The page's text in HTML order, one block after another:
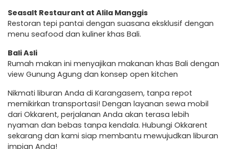
Seasalt Restaurant at Alila Manggis
Restoran tepi pantai dengan suasana eksklusif dengan
menu seafood dan kuliner khas Bali.
Bali Asli
Rumah makan ini menyajikan makanan khas Bali dengan
view Gunung Agung dan konsep open kitchen
Nikmati liburan Anda di Karangasem, tanpa repot
memikirkan transportasi! Dengan layanan sewa mobil
dari Okkarent, perjalanan Anda akan terasa lebih
nyaman dan bebas tanpa kendala. Hubungi Okkarent
sekarang dan kami siap membantu mewujudkan liburan
impian Anda!